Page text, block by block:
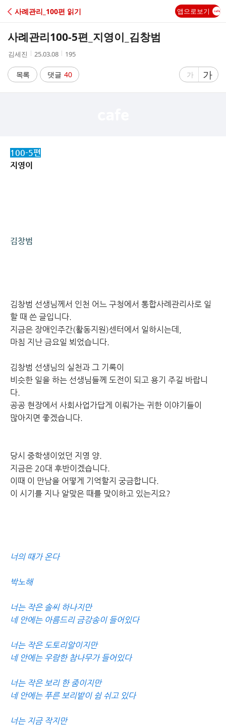
C
사례관리_100편 읽기 앱으로보기
사례관리100-5편_지영이_김창범
작
자
김세진
작
시
간
25.03.08
조
수
195
목록 댓글 40
글
가
글
자
가
100-5편
지영이
김창범
김창범 선생님께서 인천 어느 구청에서 통합사례관리사로 일
할 때 쓴 글입니다.
지금은 장애인주간(활동지원)센터에서 일하시는데,
마침 지난 금요일 뵈었습니다.
김창범 선생님의 실천과 그 기록이
비슷한 일을 하는 선생님들께 도전이 되고 용기 주길 바랍니
다.
공공 현장에서 사회사업가답게 이뤄가는 귀한 이야기들이
많아지면 좋겠습니다.
당시 중학생이었던 지영 양.
지금은 20대 후반이겠습니다.
이때 이 만남을 어떻게 기억할지 궁금합니다.
이 시기를 지나 알맞은 때를 맞이하고 있는지요?
너의 때가 온다
박노해
너는 작은 솔씨 하나지만
네 안에는 아름드리 금강송이 들어있다
너는 작은 도토리알이지만
네 안에는 우람한 참나무가 들어있다
너는 작은 보리 한 줌이지만
네 안에는 푸른 보리밭이 쉼 쉬고 있다
너는 지금 작지만